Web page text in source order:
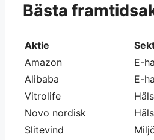
Bästa
Aktie
Amazon
E-
Alibaba
E-
Vitrolife
Novo nordisk
Slitevind